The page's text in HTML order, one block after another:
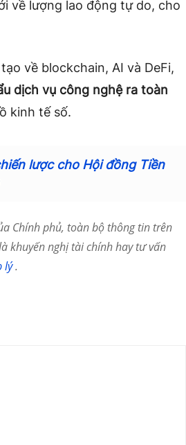
về lượng lao động tự do, cho
về blockchain, AI và DeFi,
dịch vụ công nghệ ra toàn
kinh tế số.
lược cho Hội đồng Tiền
Chính phủ, toàn bộ thông tin trên
khuyến nghị tài chính hay tư vấn
lý.